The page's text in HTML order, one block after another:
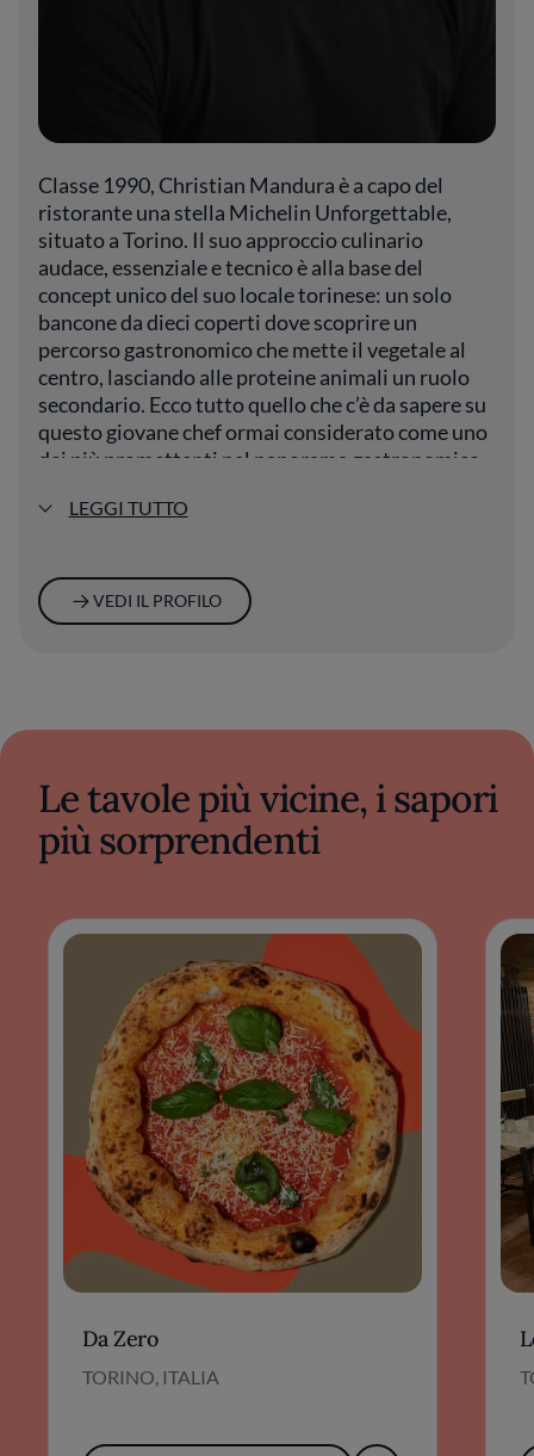
Classe 1990, Christian Mandura è a capo del
ristorante una stella Michelin Unforgettable,
situato a Torino. Il suo approccio culinario
audace, essenziale e tecnico è alla base del
concept unico del suo locale torinese: un solo
bancone da dieci coperti dove scoprire un
percorso gastronomico che mette il vegetale al
centro, lasciando alle proteine animali un ruolo
secondario. Ecco tutto quello che c’è da sapere su
questo giovane chef ormai considerato come uno
dei più promettenti nel panorama gastronomico
LEGGI TUTTO
VEDI IL PROFILO
Le tavole più vicine, i sapori
più sorprendenti
Da Zero
TORINO, ITALIA